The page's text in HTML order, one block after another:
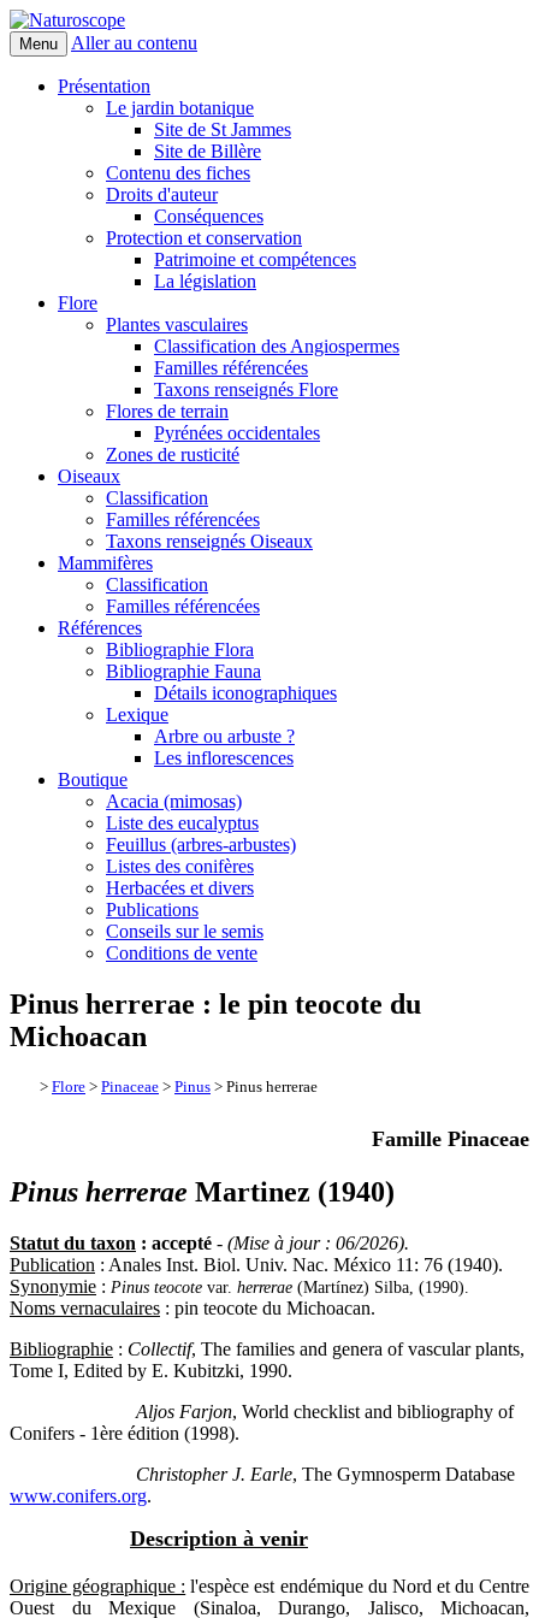
Naturoscope
Menu Aller au contenu
Présentation
Le jardin botanique
Site de St Jammes
Site de Billère
Contenu des fiches
Droits d'auteur
Conséquences
Protection et conservation
Patrimoine et compétences
La législation
Flore
Plantes vasculaires
Classification des Angiospermes
Familles référencées
Taxons renseignés Flore
Flores de terrain
Pyrénées occidentales
Zones de rusticité
Oiseaux
Classification
Familles référencées
Taxons renseignés Oiseaux
Mammifères
Classification
Familles référencées
Références
Bibliographie Flora
Bibliographie Fauna
Détails iconographiques
Lexique
Arbre ou arbuste ?
Les inflorescences
Boutique
Acacia (mimosas)
Liste des eucalyptus
Feuillus (arbres-arbustes)
Listes des conifères
Herbacées et divers
Publications
Conseils sur le semis
Conditions de vente
Pinus herrerae : le pin teocote du
Michoacan
> Flore > Pinaceae > Pinus > Pinus herrerae
Famille Pinaceae
Pinus herrerae Martinez (1940)
Statut du taxon : accepté - (Mise à jour : 06/2026).
Publication : Anales Inst. Biol. Univ. Nac. México 11: 76 (1940).
Synonymie : Pinus teocote var. herrerae (Martínez) Silba, (1990).
Noms vernaculaires : pin teocote du Michoacan.
Bibliographie : Collectif, The families and genera of vascular plants,
Tome I, Edited by E. Kubitzki, 1990.
Aljos Farjon, World checklist and bibliography of
Conifers - 1ère édition (1998).
Christopher J. Earle, The Gymnosperm Database
www.conifers.org.
Description à venir
Origine géographique : l'espèce est endémique du Nord et du Centre
Ouest du Mexique (Sinaloa, Durango, Jalisco, Michoacan,